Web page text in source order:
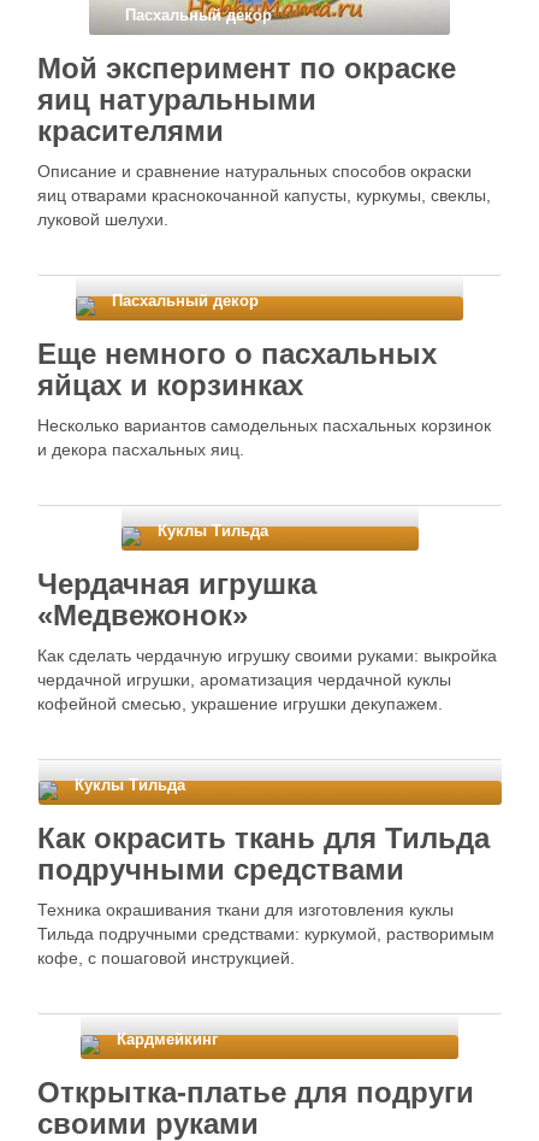
Пасхальный декор
Мой эксперимент по окраске
яиц натуральными
красителями
Описание и сравнение натуральных способов окраски
яиц отварами краснокочанной капусты, куркумы, свеклы,
луковой шелухи.
Пасхальный декор
Еще немного о пасхальных
яйцах и корзинках
Несколько вариантов самодельных пасхальных корзинок
и декора пасхальных яиц.
Куклы Тильда
Чердачная игрушка
«Медвежонок»
Как сделать чердачную игрушку своими руками: выкройка
чердачной игрушки, ароматизация чердачной куклы
кофейной смесью, украшение игрушки декупажем.
Куклы Тильда
Как окрасить ткань для Тильда
подручными средствами
Техника окрашивания ткани для изготовления куклы
Тильда подручными средствами: куркумой, растворимым
кофе, с пошаговой инструкцией.
Кардмейкинг
Открытка-платье для подруги
своими руками